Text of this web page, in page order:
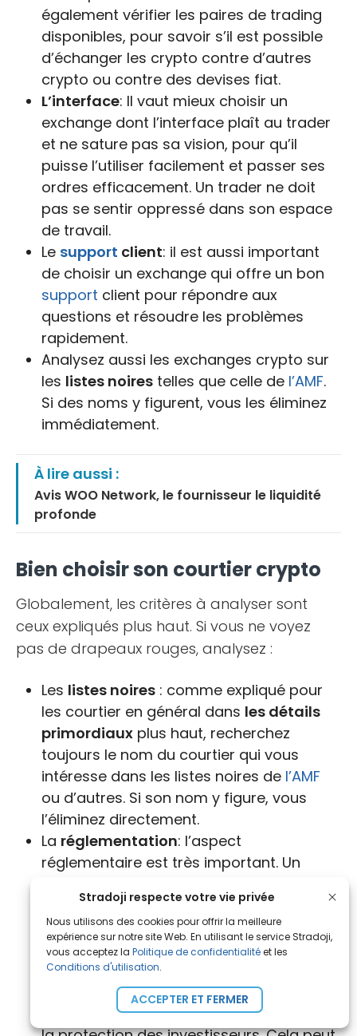
Stradoji respecte votre vie privée
Nous utilisons des cookies pour offrir la meilleure
expérience sur notre site Web. En utilisant le service Stradoji,
vous acceptez la Politique de confidentialitéet les
Conditions d'utilisation.
ACCEPTER ET FERMER
également vérifier les paires de trading
disponibles, pour savoir s’il est possible
d’échanger les crypto contre d’autres
crypto ou contre des devises fiat.
L’interface: Il vaut mieux choisir un
exchange dont l’interface plaît au trader
et ne sature pas sa vision, pour qu’il
puisse l’utiliser facilement et passer ses
ordres efficacement. Un trader ne doit
pas se sentir oppressé dans son espace
de travail.
Le support client: il est aussi important
de choisir un exchange qui offre un bon
support client pour répondre aux
questions et résoudre les problèmes
rapidement.
Analysez aussi les exchanges crypto sur
les listes noires telles que celle de l’AMF.
Si des noms y figurent, vous les éliminez
immédiatement.
À lire aussi :
Avis WOO Network, le fournisseur le liquidité
profonde
Bien choisir son courtier crypto
Globalement, les critères à analyser sont
ceux expliqués plus haut. Si vous ne voyez
pas de drapeaux rouges, analysez :
Les listes noires : comme expliqué pour
les courtier en général dans les détails
primordiaux plus haut, recherchez
toujours le nom du courtier qui vous
intéresse dans les listes noires de l’AMF
ou d’autres. Si son nom y figure, vous
l’éliminez directement.
La réglementation: l’aspect
réglementaire est très important. Un
que prestataire de services sur actifs
numériques (PSAN) auprès de l’Autorité
des marchés financiers(AMF) est un
signe de confiance, car cela signifie qu’il
a satisfait aux exigences réglementaires
et qu’il est surveillé par l’AMFpour assurer